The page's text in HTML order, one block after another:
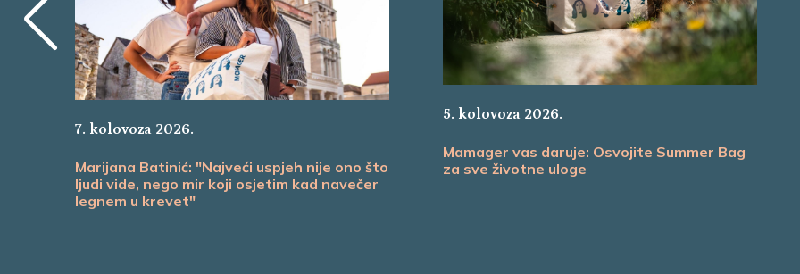
7. kolovoza 2026.
Marijana Batinić: "Najveći uspjeh nije ono što
ljudi vide, nego mir koji osjetim kad navečer
legnem u krevet"
5. kolovoza 2026.
Mamager vas daruje: Osvojite Summer Bag
za sve životne uloge